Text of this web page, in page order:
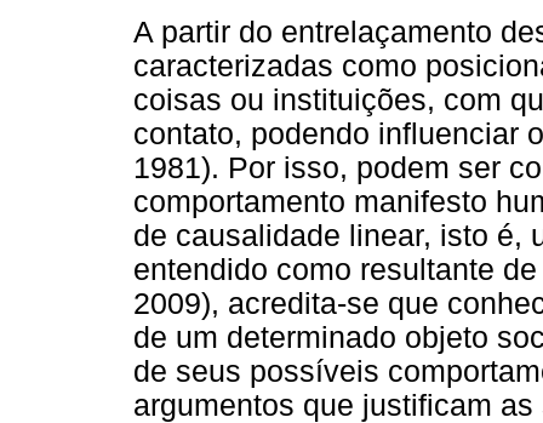
A partir do entrelaçamento
caracterizadas como
coisas ou instituições, com
contato, podendo influenciar
1981). Por isso, podem ser
comportamento manifesto
de causalidade linear, isto é,
entendido como resultante
2009), acredita-se que
de um determinado objeto
de seus possíveis
argumentos que justificam